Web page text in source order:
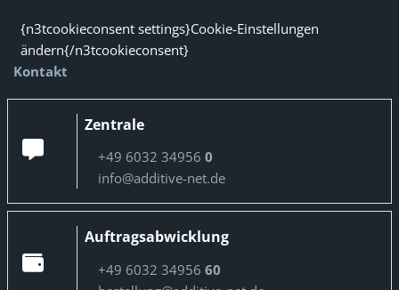
{n3tcookieconsent settings}Cookie-Einstellungen
ändern{/n3tcookieconsent}
Kontakt
Zentrale
+49 6032 34956 0
info@additive-net.de
Auftragsabwicklung
+49 6032 34956 60